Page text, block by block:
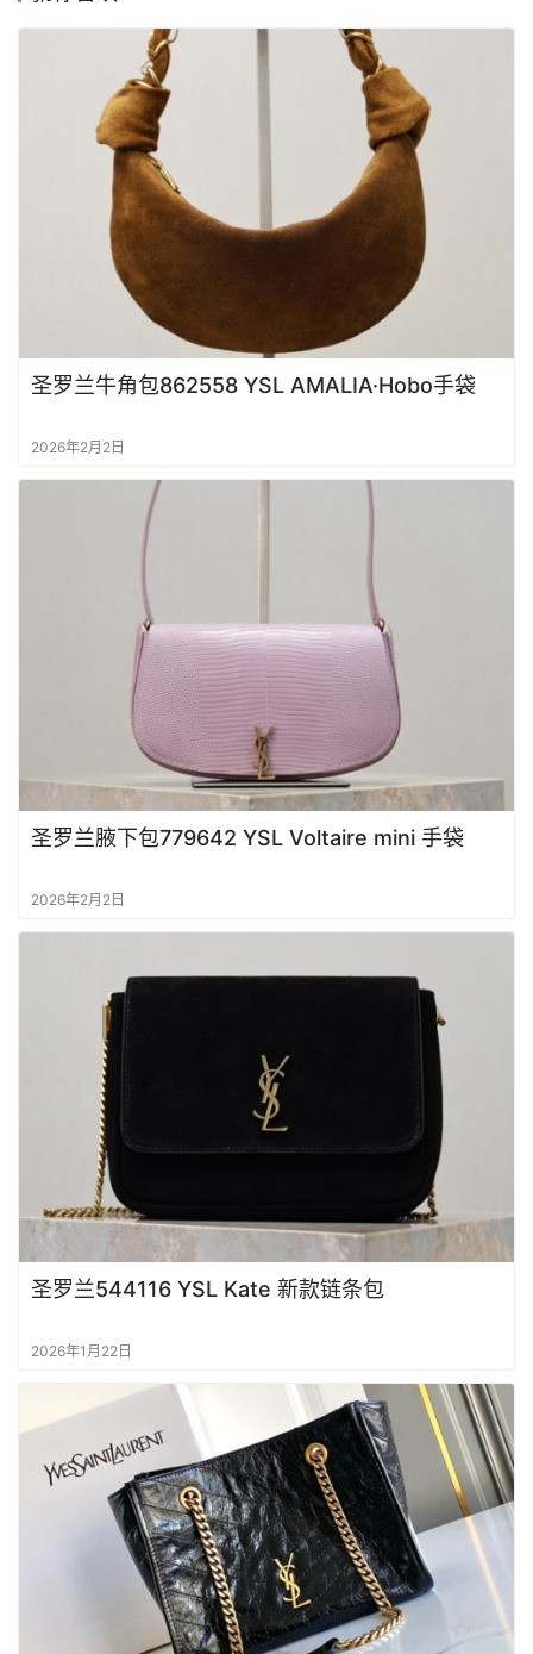
包
包
识
圣罗兰牛角包862558 YSL AMALIA·Hobo手袋
2026年2月2日
圣罗兰腋下包779642 YSL Voltaire mini 手袋
2026年2月2日
圣罗兰544116 YSL Kate 新款链条包
2026年1月22日